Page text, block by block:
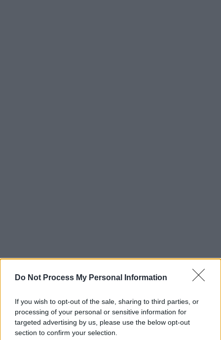
Do Not Process My Personal Information
If you wish to opt-out of the sale, sharing to third parties, or
processing of your personal or sensitive information for
targeted advertising by us, please use the below opt-out
section to confirm your selection.